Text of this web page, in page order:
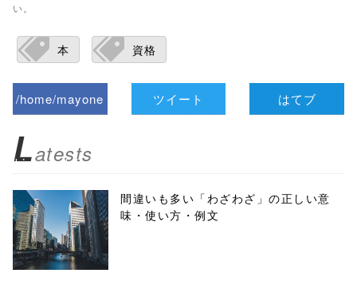
い。
本 資格
/home/mayone
biz.jp/public_ht
ml/wp-
content/themes
/tapbiz_theme/
ツイート はてブ
Latests
間違いも多い「わざわざ」の正しい意
味・使い方・例文